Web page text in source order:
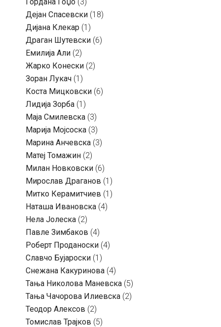
Дејан Спасевски (18)
Дијана Клекар (1)
Драган Шутевски (6)
Емилија Али (2)
Жарко Конески (2)
Зоран Лукач (1)
Коста Мицковски (6)
Лидија Зорба (1)
Маја Смилевска (3)
Марија Мојсоска (3)
Марина Анчевска (3)
Матеј Томажин (2)
Милан Новковски (6)
Мирослав Драганов (1)
Митко Керамитчиев (1)
Наташа Ивановска (4)
Нела Јолеска (2)
Павле Зимбаков (4)
Роберт Проданоски (4)
Славчо Бујароски (1)
Снежана Какуринова (4)
Тања Николова Маневска (5)
Тања Чачорова Илиевска (2)
Теодор Алексов (2)
Томислав Трајков (5)